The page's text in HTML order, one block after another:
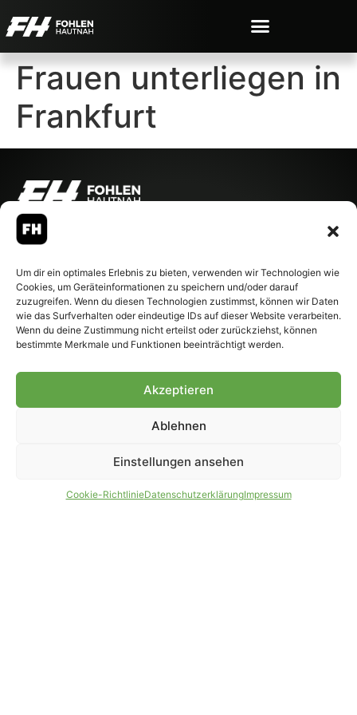
Um dir ein optimales Erlebnis zu bieten, verwenden wir Technologien wie
Cookies, um Geräteinformationen zu speichern und/oder darauf
zuzugreifen. Wenn du diesen Technologien zustimmst, können wir Daten
wie das Surfverhalten oder eindeutige IDs auf dieser Website verarbeiten.
Wenn du deine Zustimmung nicht erteilst oder zurückziehst, können
bestimmte Merkmale und Funktionen beeinträchtigt werden.
Akzeptieren
Ablehnen
Einstellungen ansehen
Cookie-RichtlinieDatenschutzerklärungImpressum
Frauen unterliegen in
Frankfurt
© 2007-2026 Fohlen-Hautnah.de
– Alle rechte vorbehalten.
offiziell eingetragenes Magazin
bei der Deutschen
Nationalbibliothek (ISSN 1868-
8233). Nachdruck und
Weiterverarbeitung, auch
auszugsweise, nur mit
PARTNER WERDEN
AGB